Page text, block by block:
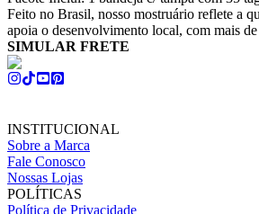
Feito no Brasil, nosso mostruário reflete a
apoia o desenvolvimento local, com mais
SIMULAR FRETE
INSTITUCIONAL
Sobre a Marca
Fale Conosco
Nossas Lojas
POLÍTICAS
Política de Privacidade